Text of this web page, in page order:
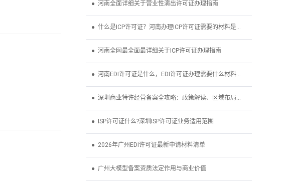
● 河南全面详细关于营业性演出许可证办理指南
● 什么是ICP许可证？河南办理ICP许可证需要的材料是什么？
● 河南全网最全面最详细关于ICP许可证办理指南
● 河南EDI许可证是什么，EDI许可证办理需要什么材料、条件
● 深圳商业特许经营备案全攻略：政策解读、区域布局与实
● ISP许可证什么?深圳ISP许可证业务适用范围
● 2026年广州EDI许可证最新申请材料清单
● 广州大模型备案资质法定作用与商业价值